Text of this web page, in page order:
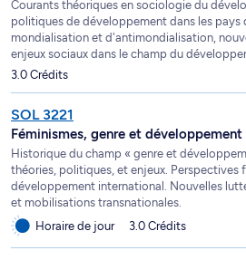
Courants théoriques en sociologie du
politiques de développement dans les pays
mondialisation et d'antimondialisation,
enjeux sociaux dans le champ du
3.0 Crédits
SOL 3221
Féminismes, genre et développement
Historique du champ « genre et
théories, politiques, et enjeux. Perspectives
développement international. Nouvelles
et mobilisations transnationales.
Horaire de jour
3.0 Crédits